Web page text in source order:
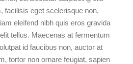
facilisis eget scelerisque non,
eleifend nibh quis eros gravida
tellus. Maecenas at fermentum
id faucibus non, auctor at
tortor non ornare feugiat, sapien